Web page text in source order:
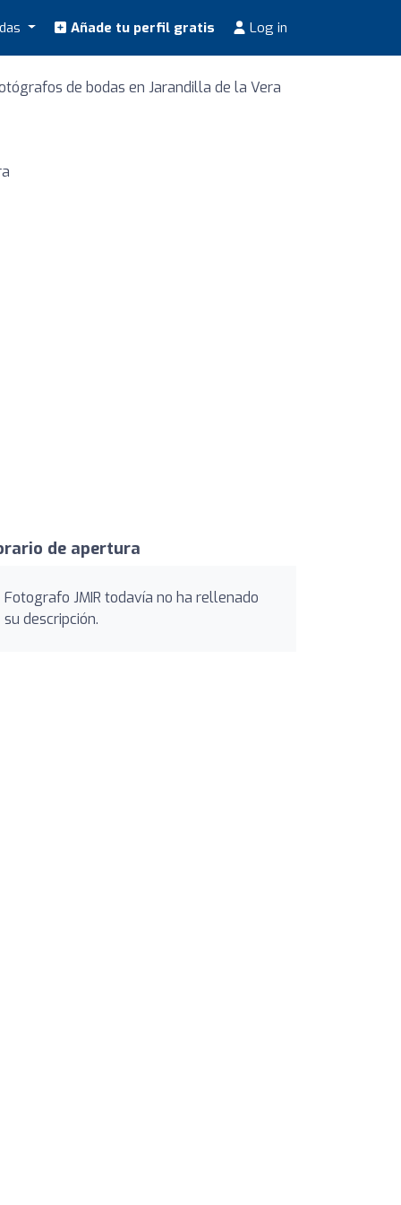
Añade tu perfil gratis Log in
de bodas en Jarandilla de la Vera
de apertura
Fotografo JMIR todavía no ha rellenado
su descripción.